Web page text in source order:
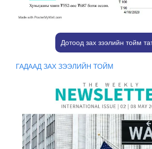
Дотоод зах зээлийн тойм
ГАДААД ЗАХ ЗЭЭЛИЙН ТОЙМ